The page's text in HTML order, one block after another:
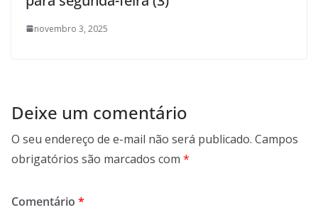
novembro 3, 2025
Deixe um comentário
O seu endereço de e-mail não será publicado. Campos
obrigatórios são marcados com *
Comentário *